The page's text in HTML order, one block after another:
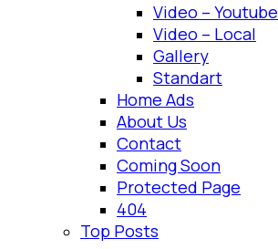
Video – Youtube
Video – Local
Gallery
Standart
Home Ads
About Us
Contact
Coming Soon
Protected Page
404
Top Posts